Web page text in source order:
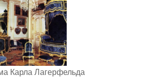
Карла Лагерфельда